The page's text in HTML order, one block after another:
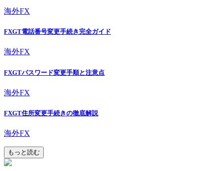
海外FX
FXGT電話番号変更手続き完全ガイド
海外FX
FXGTパスワード変更手順と注意点
海外FX
FXGT住所変更手続きの徹底解説
海外FX
もっと読む